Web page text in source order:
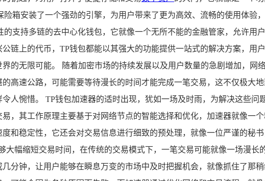
箱安装了一个强劲的引擎，为用户带来了更为高效、流畅的使用体验
支持多链的去中心化钱包，它就像一个无所不能的金融管家，允许用
链上的代币，TP钱包都能以其强大的功能提供一站式的解决方案，用
的无限可能。 随着加密市场的持续发展以及用户数量的急剧增加，网
高速公路，可能需要等待漫长的时间才能完成一笔交易，这不仅极大
人惋惜。 TP钱包加速器的适时出现，犹如一场及时雨，为解决这些问
，其工作原理主要基于对网络节点的智能选择和优化，加速器就像一
和稳定性，它还会对交易信息进行细致的预处理，就像一位严谨的秘
大幅缩短交易时间，在传统的交易模式下，一笔交易可能就像一场漫
分钟，让用户能够在瞬息万变的市场中及时把握机会，就像抓住了那